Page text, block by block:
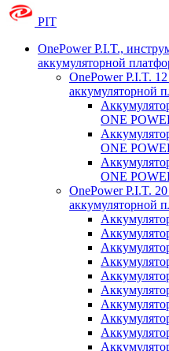
PIT
OnePower P.I.T.,
аккумуляторной
OnePower P.I.T.
аккумуляторной
ONE
ONE
ONE
OnePower P.I.T.
аккумуляторной